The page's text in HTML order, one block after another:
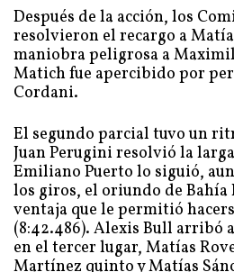
Después de la acción, los
resolvieron el recargo a
maniobra peligrosa a
Matich fue apercibido por
Cordani.
El segundo parcial tuvo un
Juan Perugini resolvió la
Emiliano Puerto lo siguió,
los giros, el oriundo de Bahía
ventaja que le permitió
(8:42.486). Alexis Bull arribó
en el tercer lugar, Matías
Martínez quinto y Matías